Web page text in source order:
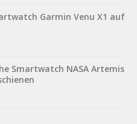
Garmin Venu X1 auf
Smartwatch NASA Artemis